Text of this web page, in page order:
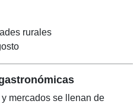
rurales
mercados se llenan de